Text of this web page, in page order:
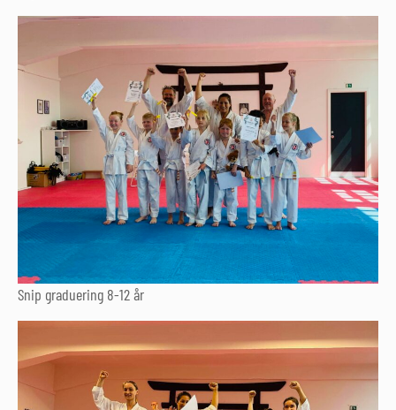
Snip graduering 8-12 år